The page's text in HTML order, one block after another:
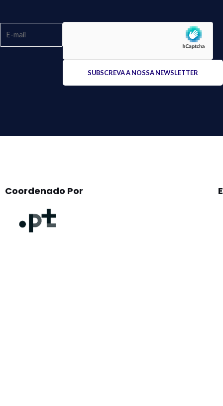
Coordenado Por